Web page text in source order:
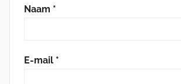
Naam *
E-mail *